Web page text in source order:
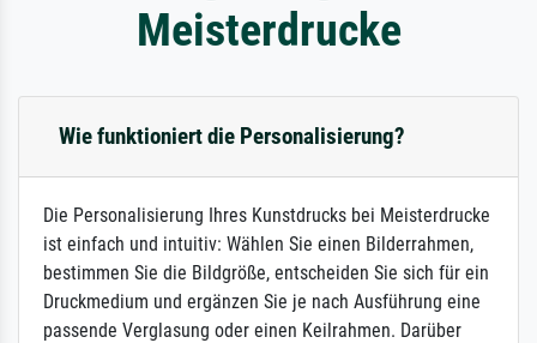
Meisterdrucke
Wie funktioniert die Personalisierung?
Die Personalisierung Ihres Kunstdrucks bei Meisterdrucke
ist einfach und intuitiv: Wählen Sie einen Bilderrahmen,
bestimmen Sie die Bildgröße, entscheiden Sie sich für ein
Druckmedium und ergänzen Sie je nach Ausführung eine
passende Verglasung oder einen Keilrahmen. Darüber